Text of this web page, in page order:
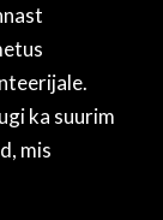
ka suurim
mis